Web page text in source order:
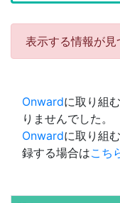
表示する情報が見
Onwardに取り組む
りませんでした。
Onwardに取り組む
録する場合はこち